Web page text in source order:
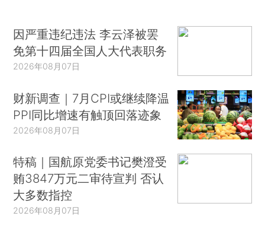
因严重违纪违法 李云泽被罢
免第十四届全国人大代表职务
2026年08月07日
财新调查｜7月CPI或继续降温
PPI同比增速有触顶回落迹象
2026年08月07日
特稿｜国航原党委书记樊澄受
贿3847万元二审待宣判 否认
大多数指控
2026年08月07日